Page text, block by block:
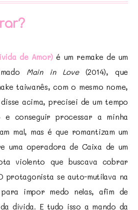
de Amor) é um remake de um
Main in Love(2014), que
taiwanês, com o mesmo nome,
acima, precisei de um tempo
conseguir processar a minha
mal, mas é que romantizam um
uma operadora de Caixa de um
violento que buscava cobrar
protagonista se auto-mutilava na
impor medo nelas, afim de
dívida. E tudo isso a mando da